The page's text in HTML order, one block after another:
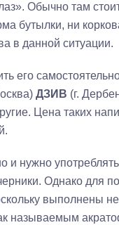
Обычно там
бутылки, ни
в данной ситуации.
его
ДЗИВ (г.
Цена таких
и нужно
Однако для
выполнены не
называемым